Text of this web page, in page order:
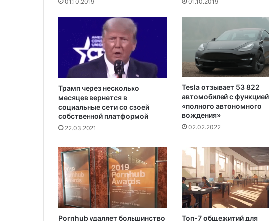
к
ч
е
л
о
в
е
а
е
т
а
3
5
0
н
л
е
н
н
ы
х
01.10.2019 01.10.2019
Трамп через несколько
месяцев вернется в
социальные сети со своей
собственной платформой
22.03.2021
Tesla отзывает 53 822
автомобилей с функцией
«полного автономного
вождения»
02.02.2022
Pornhub удаляет большинство Топ-7 общежитий для